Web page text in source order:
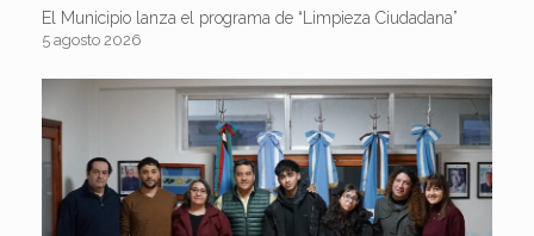
El Municipio lanza el programa de “Limpieza Ciudadana”
5 agosto 2026